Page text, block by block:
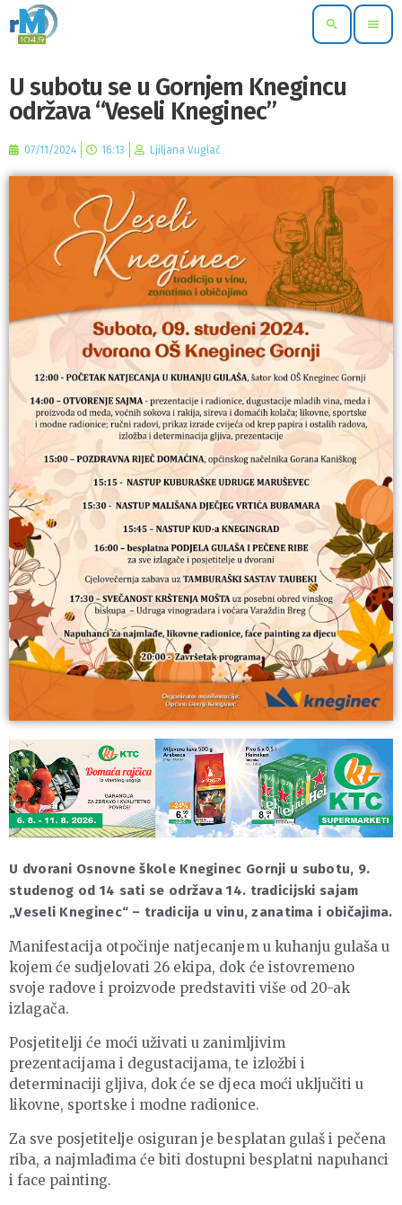
search menu
U subotu se u Gornjem Knegincu
održava “Veseli Kneginec”
07/11/2024 16:13 Ljiljana Vuglač
U dvorani Osnovne škole Kneginec Gornji u subotu, 9.
studenog od 14 sati se održava 14. tradicijski sajam
„Veseli Kneginec“ – tradicija u vinu, zanatima i običajima.
Manifestacija otpočinje natjecanjem u kuhanju gulaša u
kojem će sudjelovati 26 ekipa, dok će istovremeno
svoje radove i proizvode predstaviti više od 20-ak
izlagača.
Posjetitelji će moći uživati u zanimljivim
prezentacijama i degustacijama, te izložbi i
determinaciji gljiva, dok će se djeca moći uključiti u
likovne, sportske i modne radionice.
Za sve posjetitelje osiguran je besplatan gulaš i pečena
riba, a najmlađima će biti dostupni besplatni napuhanci
i face painting.